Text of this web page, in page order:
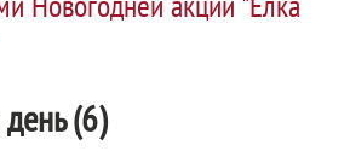
(6)